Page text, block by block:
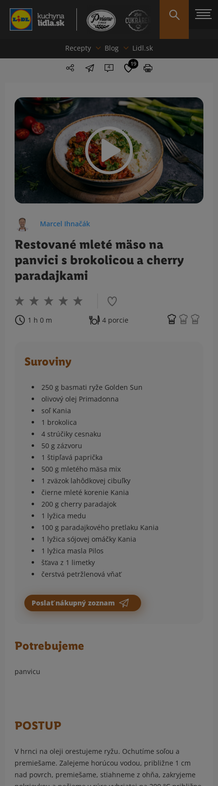
Recepty Blog Lidl.sk
4 19
Marcel Ihnačák
Restované mleté mäso na
panvici s brokolicou a cherry
paradajkami
1 h 0 m 4 porcie
Suroviny
250 g basmati ryže Golden Sun
olivový olej Primadonna
soľ Kania
1 brokolica
4 strúčiky cesnaku
50 g zázvoru
1 štipľavá paprička
500 g mletého mäsa mix
1 zväzok lahôdkovej cibuľky
čierne mleté korenie Kania
200 g cherry paradajok
1 lyžica medu
100 g paradajkového pretlaku Kania
1 lyžica sójovej omáčky Kania
1 lyžica masla Pilos
šťava z 1 limetky
čerstvá petržlenová vňať
Poslať nákupný zoznam
Potrebujeme
panvicu
POSTUP
V hrnci na oleji orestujeme ryžu. Ochutíme soľou a
premiešame. Zalejeme horúcou vodou, približne 1 cm
nad povrch, premiešame, stiahneme z ohňa, zakryjeme